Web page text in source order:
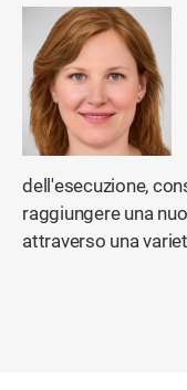
dell'esecuzione,
raggiungere una
attraverso una